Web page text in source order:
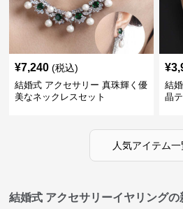
¥7,240 (税込)
結婚式 アクセサリー 真珠輝く優
美なネックレスセット
¥
結
晶
人気アイテム
結婚式 アクセサリーイヤリングの